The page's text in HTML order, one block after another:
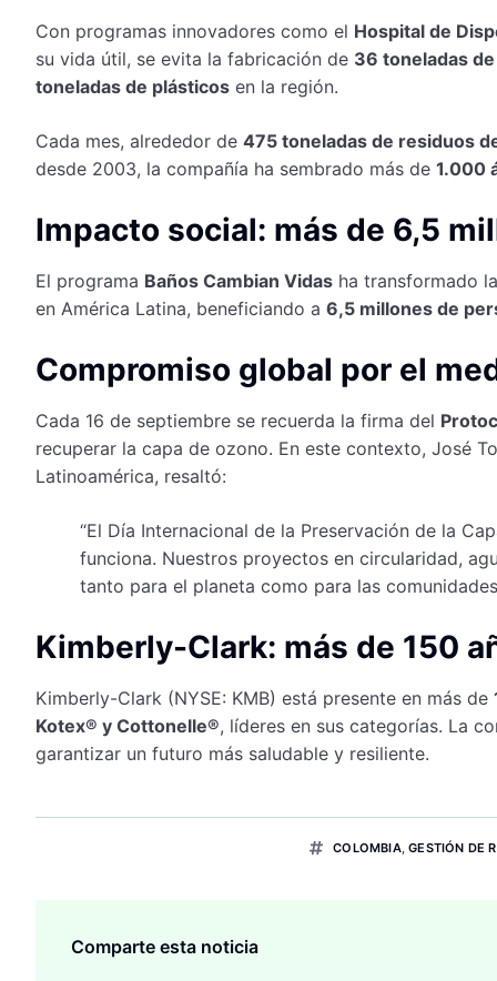
Con programas innovadores como el Hospital de
su vida útil, se evita la fabricación de 36 toneladas
toneladas de plásticos en la región.
Cada mes, alrededor de 475 toneladas de residuos
desde 2003, la compañía ha sembrado más de 1.000
Impacto social: más de 6,5
El programa Baños Cambian Vidas ha transformado
en América Latina, beneficiando a 6,5 millones de
Compromiso global por el
Cada 16 de septiembre se recuerda la firma del
recuperar la capa de ozono. En este contexto, José
Latinoamérica, resaltó:
“El Día Internacional de la Preservación de la
funciona. Nuestros proyectos en circularidad,
tanto para el planeta como para las
Kimberly-Clark: más de 150
Kimberly-Clark (NYSE: KMB) está presente en más de
Kotex® y Cottonelle®, líderes en sus categorías. La
garantizar un futuro más saludable y resiliente.
COLOMBIA,GESTIÓN DE
Comparte esta noticia